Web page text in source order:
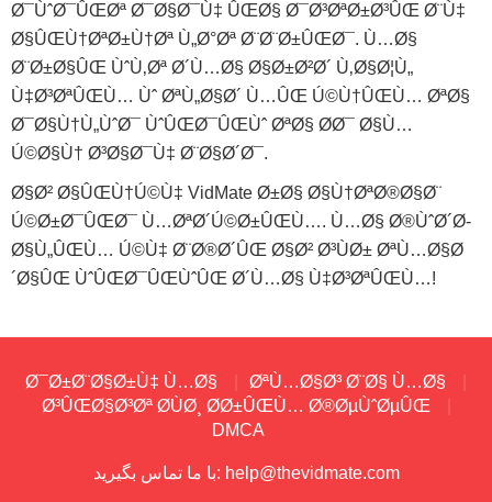
Ø¯ÙˆØ¯ÛŒØª Ø¯Ø§Ø¯Ù‡ ÛŒØ§ Ø¯Ø³ØªØ±Ø³ÛŒ Ø¨Ù‡
Ø§ÛŒÙ†ØªØ±Ù†Øª Ù„Ø°Øª Ø¨Ø¨Ø±ÛŒØ¯. Ù…Ø§
Ø¨Ø±Ø§ÛŒ ÙˆÙ‚Øª Ø´Ù…Ø§ Ø§Ø±Ø²Ø´ Ù‚Ø§Ø¦Ù„
Ù‡Ø³ØªÛŒÙ… Ùˆ ØªÙ„Ø§Ø´ Ù…ÛŒ Ú©Ù†ÛŒÙ… ØªØ§
Ø¯Ø§Ù†Ù„ÙˆØ¯ ÙˆÛŒØ¯ÛŒÙˆ ØªØ§ Ø­Ø¯ Ø§Ù…
Ú©Ø§Ù† Ø³Ø§Ø¯Ù‡ Ø¨Ø§Ø´Ø¯.
Ø§Ø² Ø§ÛŒÙ†Ú©Ù‡ VidMate Ø±Ø§ Ø§Ù†ØªØ®Ø§Ø¨
Ú©Ø±Ø¯ÛŒØ¯ Ù…ØªØ´Ú©Ø±ÛŒÙ…. Ù…Ø§ Ø®ÙˆØ´Ø­
Ø§Ù„ÛŒÙ… Ú©Ù‡ Ø¨Ø®Ø´ÛŒ Ø§Ø² Ø³ÙØ± ØªÙ…Ø§Ø
´Ø§ÛŒ ÙˆÛŒØ¯ÛŒÙˆÛŒ Ø´Ù…Ø§ Ù‡Ø³ØªÛŒÙ…!
Ø¯Ø±Ø¨Ø§Ø±Ù‡ Ù…Ø§
ØªÙ…Ø§Ø³ Ø¨Ø§ Ù…Ø§
Ø³ÛŒØ§Ø³Øª Ø­ÙØ¸ Ø­Ø±ÛŒÙ… Ø®ØµÙˆØµÛŒ
DMCA
با ما تماس بگیرید: help@thevidmate.com